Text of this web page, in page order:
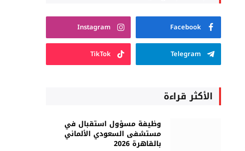
Facebook
Instagram
Telegram
TikTok
الأكثر قراءة
وظيفة مسؤول استقبال في
مستشفى السعودي الألماني
بالقاهرة 2026